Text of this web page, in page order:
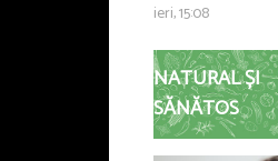
ieri, 15:08
NATURAL ȘI
SĂNĂTOS